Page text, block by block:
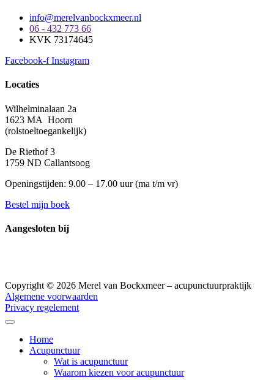
info@merelvanbockxmeer.nl
06 - 432 773 66
KVK 73174645
Facebook-f Instagram
Locaties
Wilhelminalaan 2a
1623 MA Hoorn
(rolstoeltoegankelijk)
De Riethof 3
1759 ND Callantsoog
Openingstijden: 9.00 – 17.00 uur (ma t/m vr)
Bestel mijn boek
Aangesloten bij
Copyright © 2026 Merel van Bockxmeer – acupunctuurpraktijk
Algemene voorwaarden
Privacy regelement
Home
Acupunctuur
Wat is acupunctuur
Waarom kiezen voor acupunctuur